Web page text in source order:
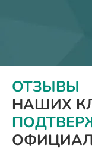
ОТЗЫВЫ
НАШИХ